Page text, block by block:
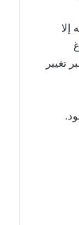
تغییر